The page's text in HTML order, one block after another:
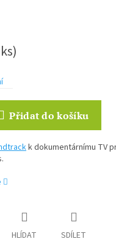
Přidat do košíku
k dokumentárnímu TV
HLÍDAT SDÍLET